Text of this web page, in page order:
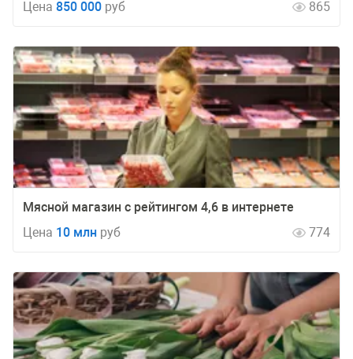
Цена 850 000 руб 865
Мясной магазин с рейтингом 4,6 в интернете
Цена 10 млн руб 774